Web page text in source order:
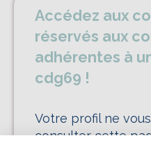
concerne
Accédez aux
réservés aux
adhérentes à
cdg69 !
Votre profil ne
consulter cette